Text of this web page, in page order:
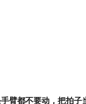
臂都不要动，把拍子